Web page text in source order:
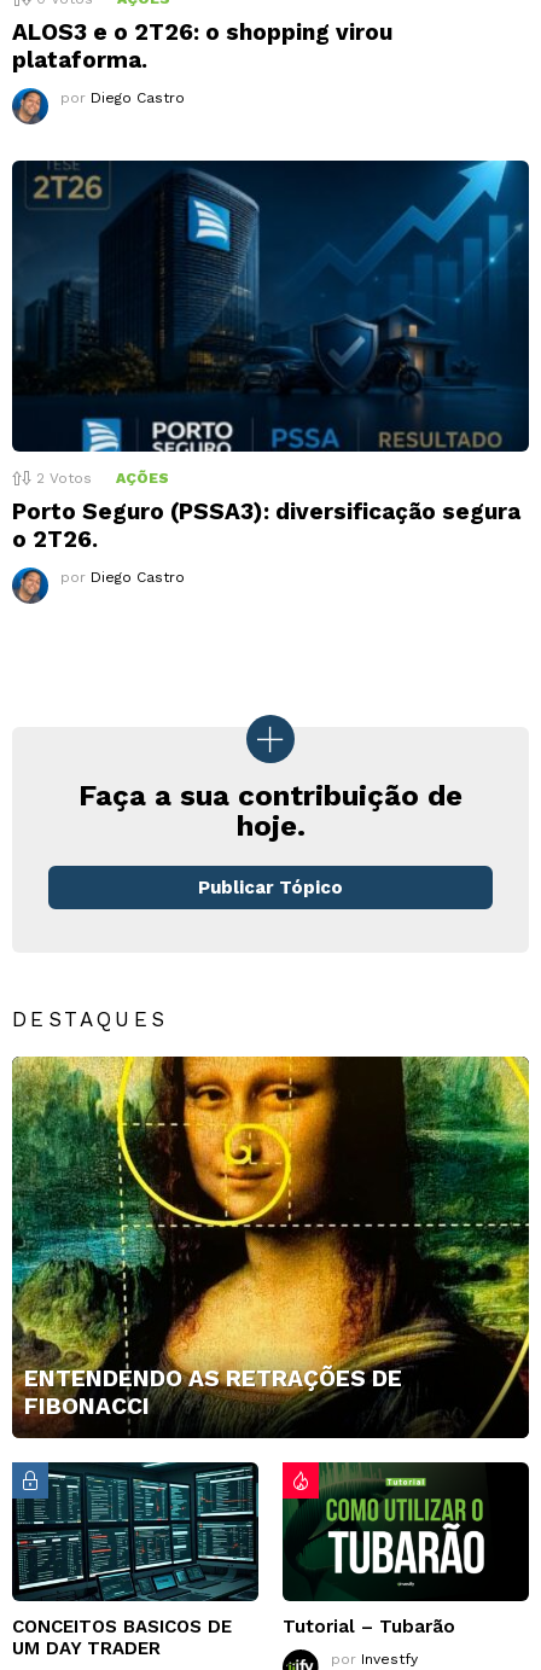
ALOS3 e o 2T26: o shopping virou
plataforma.
por Diego Castro
2 Votos AÇÕES
Porto Seguro (PSSA3): diversificação segura
o 2T26.
por Diego Castro
Faça a sua contribuição de
hoje.
Publicar Tópico
DESTAQUES
ENTENDENDO AS RETRAÇÕES DE
FIBONACCI
CONCEITOS BASICOS DE
UM DAY TRADER
Tutorial – Tubarão
por Investfy